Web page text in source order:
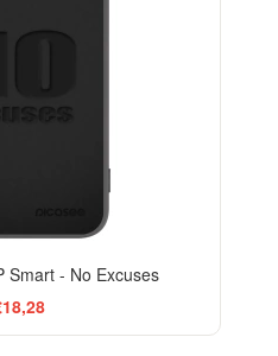
Smart - No Excuses